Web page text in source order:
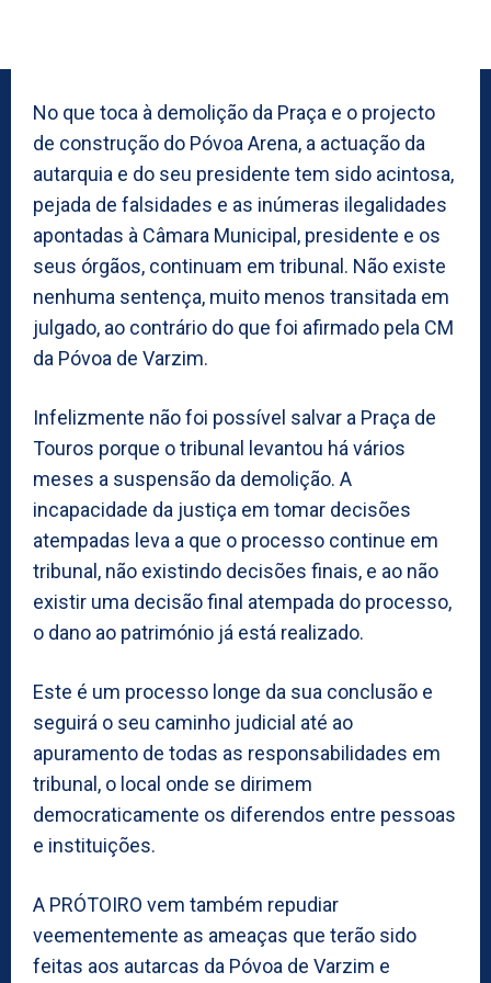
No que toca à demolição da Praça e o projecto
de construção do Póvoa Arena, a actuação da
autarquia e do seu presidente tem sido acintosa,
pejada de falsidades e as inúmeras ilegalidades
apontadas à Câmara Municipal, presidente e os
seus órgãos, continuam em tribunal. Não existe
nenhuma sentença, muito menos transitada em
julgado, ao contrário do que foi afirmado pela CM
da Póvoa de Varzim.
Infelizmente não foi possível salvar a Praça de
Touros porque o tribunal levantou há vários
meses a suspensão da demolição. A
incapacidade da justiça em tomar decisões
atempadas leva a que o processo continue em
tribunal, não existindo decisões finais, e ao não
existir uma decisão final atempada do processo,
o dano ao património já está realizado.
Este é um processo longe da sua conclusão e
seguirá o seu caminho judicial até ao
apuramento de todas as responsabilidades em
tribunal, o local onde se dirimem
democraticamente os diferendos entre pessoas
e instituições.
A PRÓTOIRO vem também repudiar
veementemente as ameaças que terão sido
feitas aos autarcas da Póvoa de Varzim e